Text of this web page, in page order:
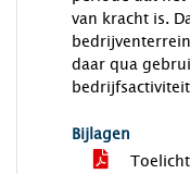
van kracht is.
daar qua
Bijlagen